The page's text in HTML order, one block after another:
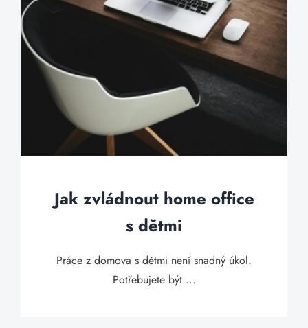
Jak zvládnout home office
s dětmi
Práce z domova s dětmi není snadný úkol.
Potřebujete být ...